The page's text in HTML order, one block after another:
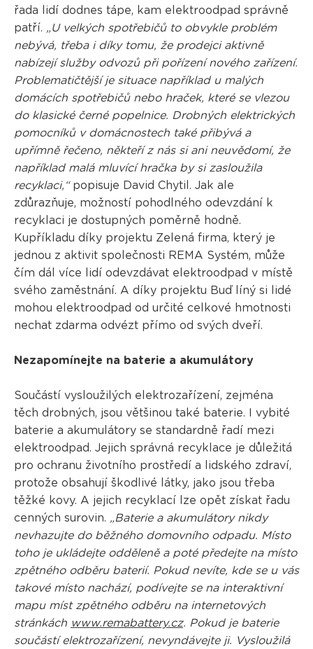
řada lidí dodnes tápe, kam elektroodpad správně
patří. „U velkých spotřebičů to obvykle problém
nebývá, třeba i díky tomu, že prodejci aktivně
nabízejí služby odvozů při pořízení nového zařízení.
Problematičtější je situace například u malých
domácích spotřebičů nebo hraček, které se vlezou
do klasické černé popelnice. Drobných elektrických
pomocníků v domácnostech také přibývá a
upřímně řečeno, někteří z nás si ani neuvědomí, že
například malá mluvící hračka by si zasloužila
recyklaci,“popisuje David Chytil. Jak ale
zdůrazňuje, možností pohodlného odevzdání k
recyklaci je dostupných poměrně hodně.
Kupříkladu díky projektu Zelená firma, který je
jednou z aktivit společnosti REMA Systém, může
čím dál více lidí odevzdávat elektroodpad v místě
svého zaměstnání. A díky projektu Buď líný si lidé
mohou elektroodpad od určité celkové hmotnosti
nechat zdarma odvézt přímo od svých dveří.
Nezapomínejte na baterie a akumulátory
Součástí vysloužilých elektrozařízení, zejména
těch drobných, jsou většinou také baterie. I vybité
baterie a akumulátory se standardně řadí mezi
elektroodpad. Jejich správná recyklace je důležitá
pro ochranu životního prostředí a lidského zdraví,
protože obsahují škodlivé látky, jako jsou třeba
těžké kovy. A jejich recyklací lze opět získat řadu
cenných surovin. „Baterie a akumulátory nikdy
nevhazujte do běžného domovního odpadu. Místo
toho je ukládejte odděleně a poté předejte na místo
zpětného odběru baterií. Pokud nevíte, kde se u vás
takové místo nachází, podívejte se na interaktivní
mapu míst zpětného odběru na internetových
stránkách www.remabattery.cz. Pokud je baterie
součástí elektrozařízení, nevyndávejte ji. Vysloužilá